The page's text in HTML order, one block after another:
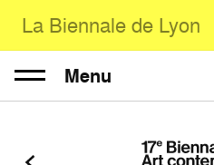
La Biennale de Lyon
Menu